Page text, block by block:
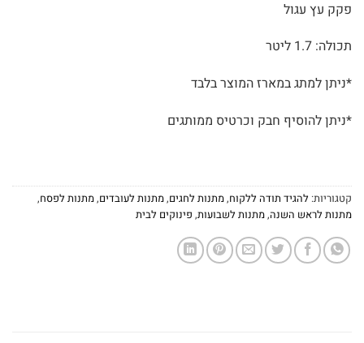
פקק עץ עגול
תכולה: 1.7 ליטר
*ניתן למתג במארז המוצר בלבד
*ניתן להוסיף חבק וכרטיס ממותגים
קטגוריות: להגיד תודה ללקוח,מתנות לחגים,מתנות לעובדים,מתנות לפסח,
מתנות לראש השנה,מתנות לשבועות, פינוקים לבית